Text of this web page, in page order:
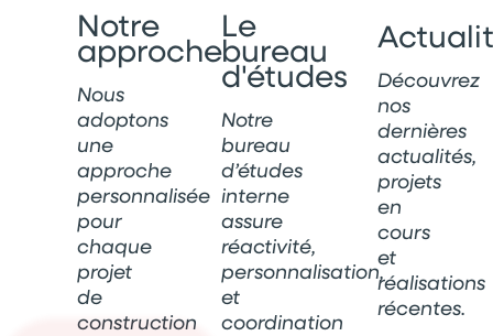
Notre
approche
Nous
adoptons
une
approche
personnalisée
pour
chaque
projet
de
construction
Le
bureau
d'études
Notre
bureau
d’études
interne
assure
réactivité,
personnalisation,
et
coordination
Découvrez
nos
dernières
actualités,
projets
en
cours
et
réalisations
récentes.